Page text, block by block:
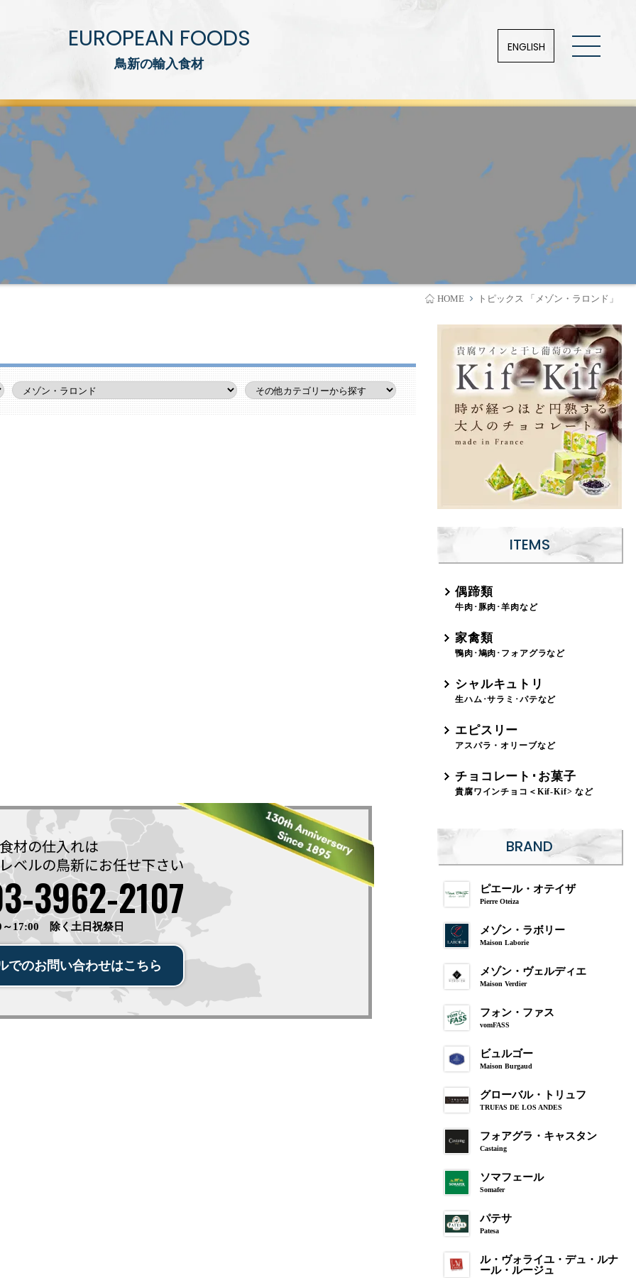
EUROPEAN FOODS
鳥新の輸入食材
ENGLISH
HOME トピックス 「メゾン・ラロンド」
材の仕入れは
ベルの鳥新にお任せ下さい
3962-2107
17:00 除く土日祝祭日
でのお問い合わせはこちら
ITEMS
偶蹄類
牛肉･豚肉･羊肉など
家禽類
鴨肉･鳩肉･フォアグラなど
シャルキュトリ
生ハム･サラミ･パテなど
エピスリー
アスパラ・オリーブなど
チョコレート･お菓子
貴腐ワインチョコ＜Kif-Kif> など
BRAND
ピエール・オテイザ
Pierre Oteiza
メゾン・ラボリー
Maison Laborie
メゾン・ヴェルディエ
Maison Verdier
フォン・ファス
vomFASS
ビュルゴー
Maison Burgaud
グローバル・トリュフ
TRUFAS DE LOS ANDES
フォアグラ・キャスタン
Castaing
ソマフェール
Somafer
パテサ
Patesa
ル・ヴォライユ・デュ・ルナ
ール・ルージュ